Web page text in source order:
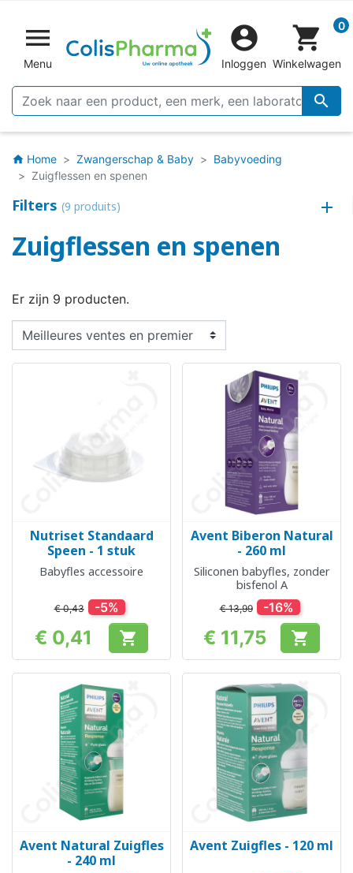

Menu


Inloggen
shopping_cart 0
Winkelwagen
home Home Zwangerschap & Baby
Babyvoeding
Zuigflessen en spenen
Filters (9 produits)
Zuigflessen en spenen
Er zijn 9 producten.
Nutriset Standaard
Speen - 1 stuk
Babyfles accessoire
€ 0,43 -5%
Prijs
€ 0,41 
Avent Biberon Natural
- 260 ml
Siliconen babyfles, zonder
bisfenol A
€ 13,99 -16%
Prijs
€ 11,75 
Avent Natural Zuigfles
- 240 ml
Avent Zuigfles - 120 ml